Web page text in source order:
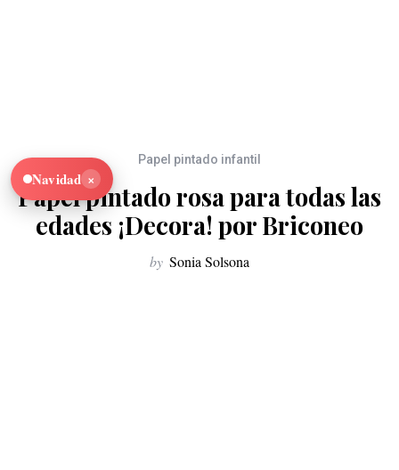
Papel pintado infantil
Papel pintado rosa para todas las
edades ¡Decora! por Briconeo
by Sonia Solsona
Navidad ×